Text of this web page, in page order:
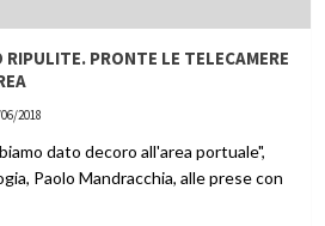
PRONTE LE TELECAMERE
2018
dato decoro all'area portuale",
Paolo Mandracchia, alle prese con